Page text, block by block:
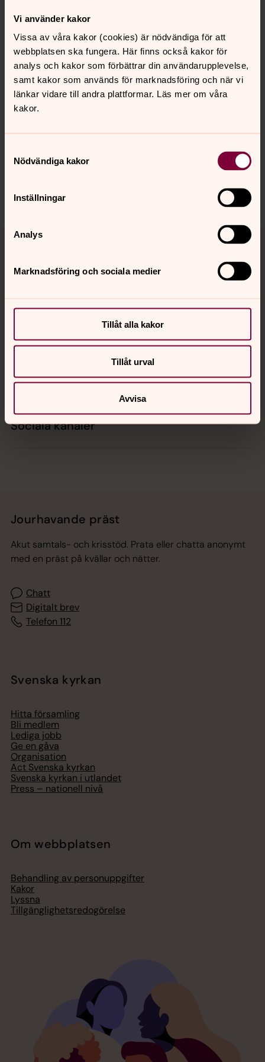
Vi använder kakor
Vissa av våra kakor (cookies) är nödvändiga för att
webbplatsen ska fungera. Här finns också kakor för
analys och kakor som förbättrar din användarupplevelse,
samt kakor som används för marknadsföring och när vi
länkar vidare till andra plattformar. Läs mer om våra
kakor.
Nödvändiga kakor
Inställningar
Analys
Marknadsföring och sociala medier
Tillåt alla kakor
Tillåt urval
Avvisa
alltid rätt att höra av dig till oss om du har frågor,
dataskyddsförordningen. Du har alltid rätt att klaga till
den ansvariga dataskyddsmyndigheten (för behandling
i Sverige:Integritetsskyddsmyndigheten).
innehåll?
valbo-hedesunda.pastorat@svenskakyrkan.se
Dela
Tillbaka till toppen
Tillbaka till innehållet
Kalender
Hitta snabbt
Sociala kanaler
Jourhavande präst
Akut samtals- och krisstöd. Prata eller chatta anonymt
med en präst på kvällar och nätter.
Chatt
Digitalt brev
Telefon 112
Svenska kyrkan
Hitta församling
Bli medlem
Lediga jobb
Ge en gåva
Organisation
Act Svenska kyrkan
Svenska kyrkan i utlandet
Press – nationell nivå
Om webbplatsen
Behandling av personuppgifter
Kakor
Lyssna
Tillgänglighetsredogörelse